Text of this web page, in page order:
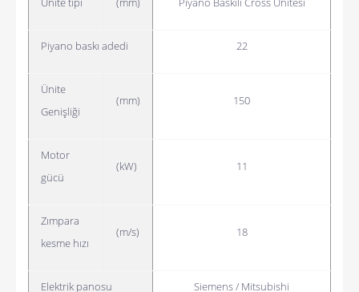
Piyano baskı adedi 22
Ünite
Genişliği
(mm) 150
Motor
gücü
(kW) 11
Zımpara
kesme hızı
(m/s) 18
Elektrik panosu Siemens / Mitsubishi